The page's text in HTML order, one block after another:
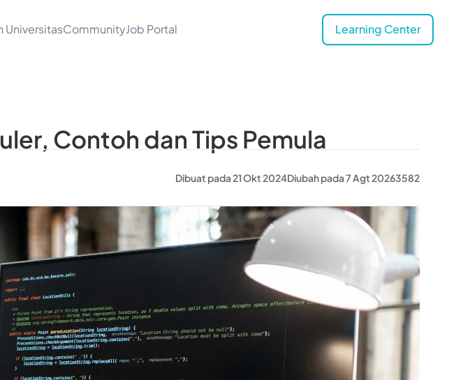
UniversitasCommunityJob Portal Learning Center
Contoh dan Tips Pemula
Dibuat pada 21 Okt 2024Diubah pada 7 Agt 20263582